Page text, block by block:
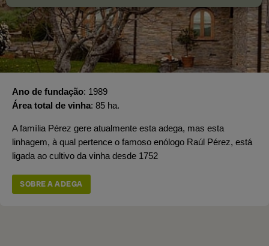
Ano de fundação 1989
Área total de vinha 85 ha.
A família Pérez gere atualmente esta adega, mas esta
linhagem, à qual pertence o famoso enólogo Raúl Pérez, está
ligada ao cultivo da vinha desde 1752
SOBRE A ADEGA